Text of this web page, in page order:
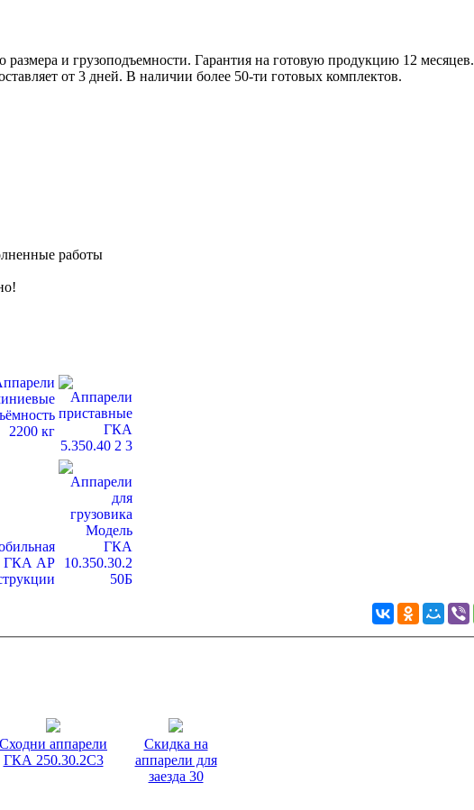
и грузоподъемности. Гарантия на готовую продукцию 12 месяцев.
от 3 дней. В наличии более 50-ти готовых комплектов.
работы
Сходни аппарели
ГКА 250.30.2С3
Скидка на
аппарели для
заезда 30